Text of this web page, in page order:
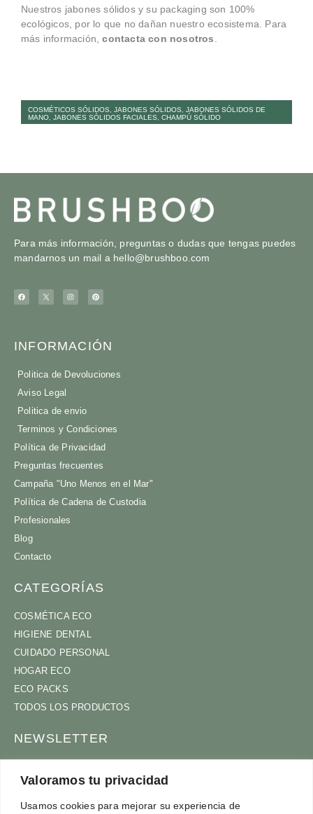
Valoramos tu privacidad
Usamos cookies para mejorar su experiencia de
Nuestros jabones sólidos y su packaging son 100%
ecológicos, por lo que no dañan nuestro ecosistema. Para
más información,contacta con nosotros
COSMÉTICOS SÓLIDOS, JABONES SÓLIDOS, JABONES SÓLIDOS DE
MANO, JABONES SÓLIDOS FACIALES, CHAMPÚ SÓLIDO
Para más información, preguntas o dudas que tengas puedes
mandarnos un mail a hello@brushboo.com
INFORMACIÓN
Politica de Devoluciones
Aviso Legal
Politica de envio
Terminos y Condiciones
Política de Privacidad
Preguntas frecuentes
Campaña "Uno Menos en el Mar"
Política de Cadena de Custodia
Profesionales
Blog
Contacto
CATEGORÍAS
COSMÉTICA ECO
HIGIENE DENTAL
CUIDADO PERSONAL
HOGAR ECO
ECO PACKS
TODOS LOS PRODUCTOS
NEWSLETTER